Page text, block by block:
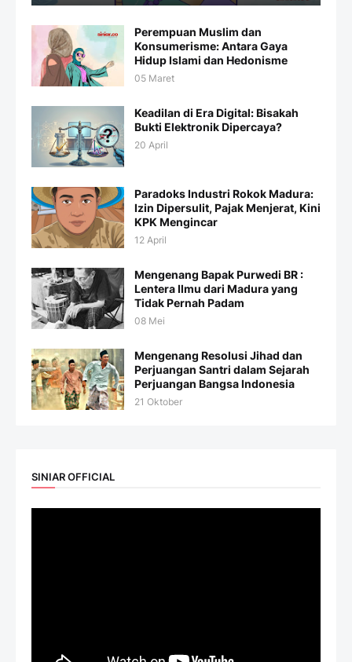
Perempuan Muslim dan
Konsumerisme: Antara Gaya
Hidup Islami dan Hedonisme
05 Maret
Keadilan di Era Digital: Bisakah
Bukti Elektronik Dipercaya?
20 April
Paradoks Industri Rokok Madura:
Izin Dipersulit, Pajak Menjerat, Kini
KPK Mengincar
12 April
Mengenang Bapak Purwedi BR :
Lentera Ilmu dari Madura yang
Tidak Pernah Padam
08 Mei
Mengenang Resolusi Jihad dan
Perjuangan Santri dalam Sejarah
Perjuangan Bangsa Indonesia
21 Oktober
SINIAR OFFICIAL